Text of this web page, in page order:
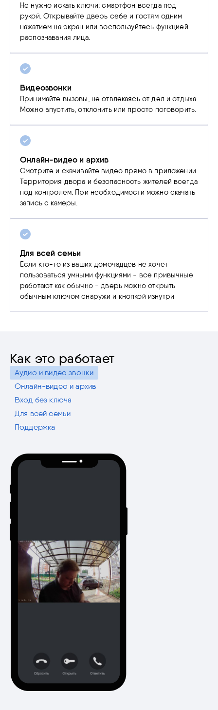
Не нужно искать ключи: смартфон всегда под
рукой. Открывайте дверь себе и гостям одним
нажатием на экран или воспользуйтесь функцией
распознавания лица.
Видеозвонки
Принимайте вызовы, не отвлекаясь от дел и отдыха.
Можно впустить, отклонить или просто поговорить.
Онлайн-видео и архив
Смотрите и скачивайте видео прямо в приложении.
Территория двора и безопасность жителей всегда
под контролем. При необходимости можно скачать
запись с камеры.
Для всей семьи
Если кто-то из ваших домочадцев не хочет
пользоваться умными функциями - все привычные
работают как обычно - дверь можно открыть
обычным ключом снаружи и кнопкой изнутри
Как это работает
Аудио и видео звонки
Онлайн-видео и архив
Вход без ключа
Для всей семьи
Поддержка